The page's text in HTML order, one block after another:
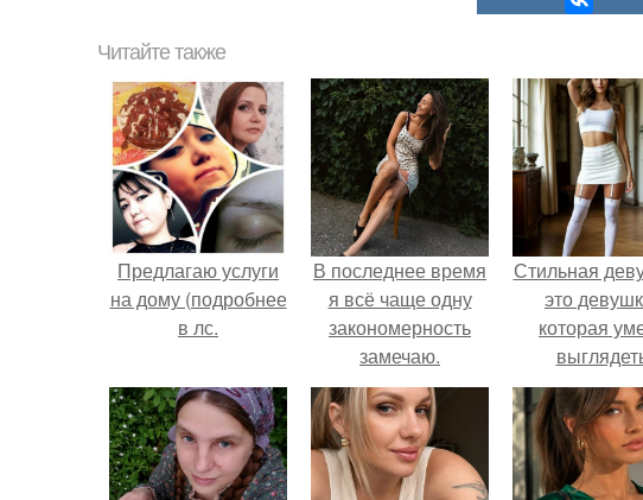
Читайте также
Предлагаю услуги
на дому (подробнее
в лс.
В последнее время
я всё чаще одну
закономерность
замечаю.
Стильная
это
которая
элегантно в
ситуации.